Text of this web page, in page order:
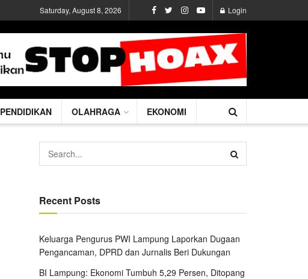
Saturday, August 8, 2026 Login
PENDIDIKAN OLAHRAGA EKONOMI
Recent Posts
Keluarga Pengurus PWI Lampung Laporkan Dugaan
Pengancaman, DPRD dan Jurnalis Beri Dukungan
BI Lampung: Ekonomi Tumbuh 5,29 Persen, Ditopang